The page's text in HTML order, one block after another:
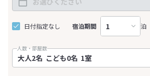
日付指定なし 宿泊期間 泊
人数・部屋数